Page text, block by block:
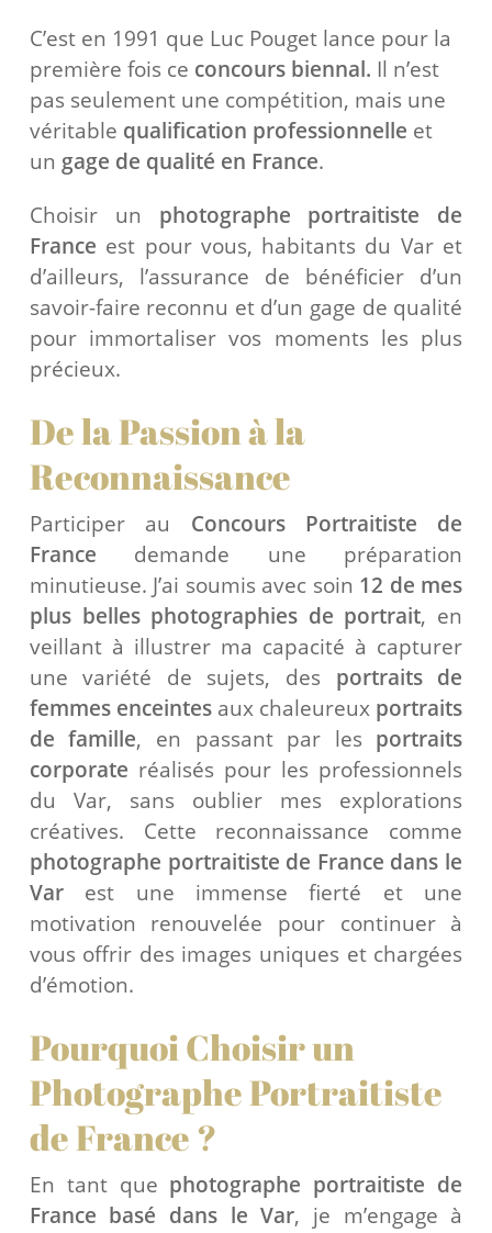
C’est en 1991 que Luc Pouget lance pour la
première fois ce concours biennal. Il n’est
pas seulement une compétition, mais une
véritable qualification professionnelle et
un gage de qualité en France.
Choisir un photographe portraitiste de
France est pour vous, habitants du Var et
d’ailleurs, l’assurance de bénéficier d’un
savoir-faire reconnu et d’un gage de qualité
pour immortaliser vos moments les plus
précieux.
De la Passion à la
Reconnaissance
Participer au Concours Portraitiste de
France demande une préparation
minutieuse. J’ai soumis avec soin 12 de mes
plus belles photographies de portrait, en
veillant à illustrer ma capacité à capturer
une variété de sujets, des portraits de
femmes enceintesaux chaleureux portraits
de famille, en passant par les portraits
corporate réalisés pour les professionnels
du Var, sans oublier mes explorations
créatives. Cette reconnaissance comme
photographe portraitiste de France dans le
Varest une immense fierté et une
motivation renouvelée pour continuer à
vous offrir des images uniques et chargées
d’émotion.
Pourquoi Choisir un
Photographe Portraitiste
de France ?
En tant que photographe portraitiste de
France basé dans le Var, je m’engage à